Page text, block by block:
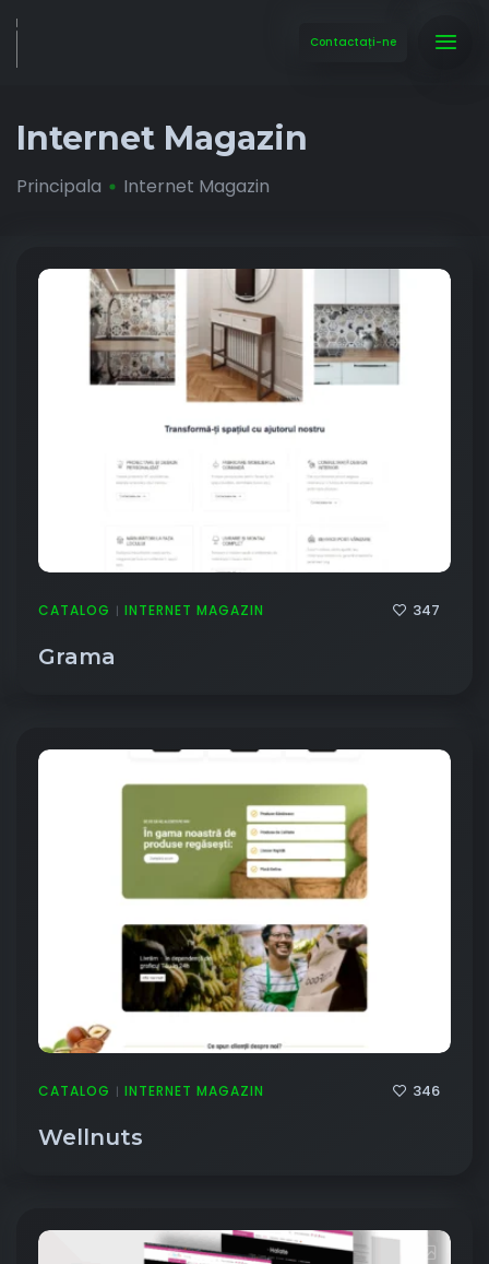
Contactați-ne
Internet Magazin
Principala Internet Magazin
CATALOG | INTERNET MAGAZIN 347
Grama
CATALOG | INTERNET MAGAZIN 346
Wellnuts